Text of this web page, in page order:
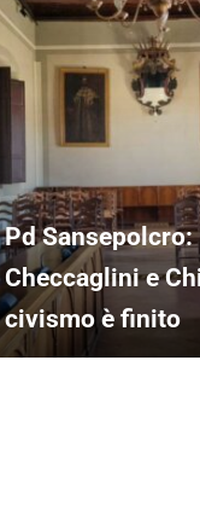
Pd Sansepolcro:
Checcaglini e
civismo è finito